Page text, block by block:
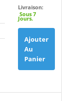
Livraison:
Sous 7
Jours.
Ajouter
Au
Panier